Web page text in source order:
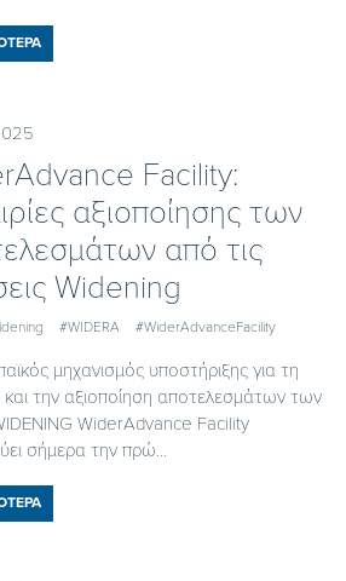
Facility:
αξιοποίησης των
από τις
Widening
#WIDERA #WiderAdvanceFacility
μηχανισμός υποστήριξης για τη
και την αξιοποίηση αποτελεσμάτων των
WiderAdvance Facility
σήμερα την πρώ...